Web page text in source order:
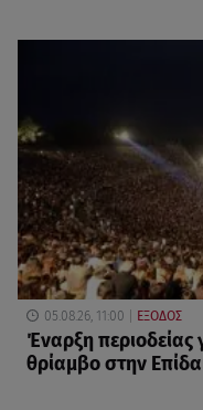
05.08.26, 11:00 ΕΞΟΔΟΣ
Έναρξη περιοδείας
θρίαμβο στην